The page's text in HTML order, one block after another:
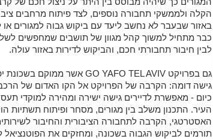
הקלה ולממשקי תחבורה נוספים, לצד פיתוח מרחבים
באזור שבעבר לא נחשב ליעד עם ביקוש גבוה למגורים
כבר מתחיל למשוך קהל מגוון של תושבים שמחפשים
לבין חיבור תחבורתי חכם, והביקוש לדירות באזור עולה.
גם בפרויקט
אשר ממוקם בשכונת
גישה דומה: הקרבה של הפרויקט אל הקו האדום של
כיום - מאפשרת לדיירים גישה ישירה ומהירה למוקדי
העיר. התכנון משלב בין מגורים, מסחר ופיתוח תשתיות
האסטרטגי, הקרבה לתחבורה הציבורית והחיבור לשירותים
תורמים לביקוש הגבוה בשכונה, ומחזקים את